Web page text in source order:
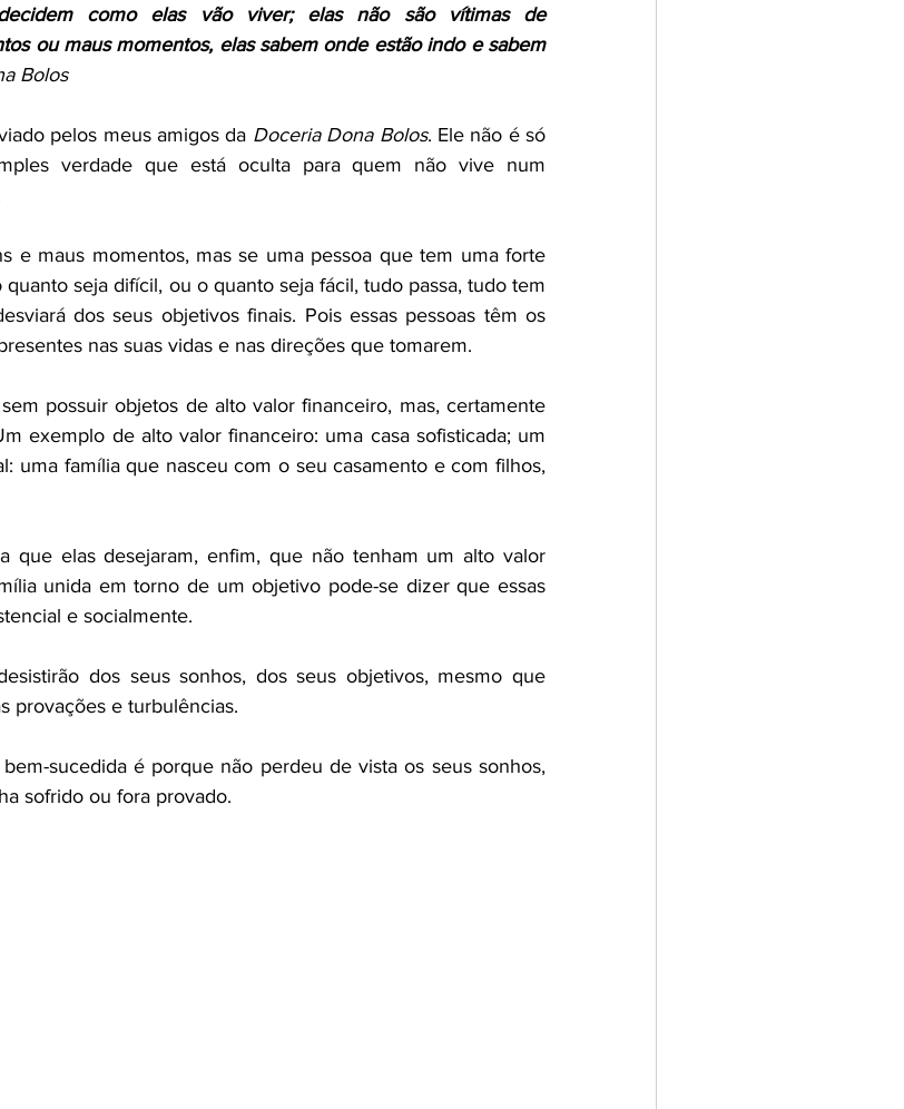
decidem como elas vão viver; elas não são vítimas de
ou maus momentos, elas sabem onde estão indo e sabem
Bolos
pelos meus amigos da Doceria Dona Bolos. Ele não é só
verdade que está oculta para quem não vive num
e maus momentos, mas se uma pessoa que tem uma forte
seja difícil, ou o quanto seja fácil, tudo passa, tudo tem
dos seus objetivos finais. Pois essas pessoas têm os
nas suas vidas e nas direções que tomarem.
possuir objetos de alto valor financeiro, mas, certamente
exemplo de alto valor financeiro: uma casa sofisticada; um
uma família que nasceu com o seu casamento e com filhos,
que elas desejaram, enfim, que não tenham um alto valor
unida em torno de um objetivo pode-se dizer que essas
e socialmente.
dos seus sonhos, dos seus objetivos, mesmo que
provações e turbulências.
sucedida é porque não perdeu de vista os seus sonhos,
sofrido ou fora provado.